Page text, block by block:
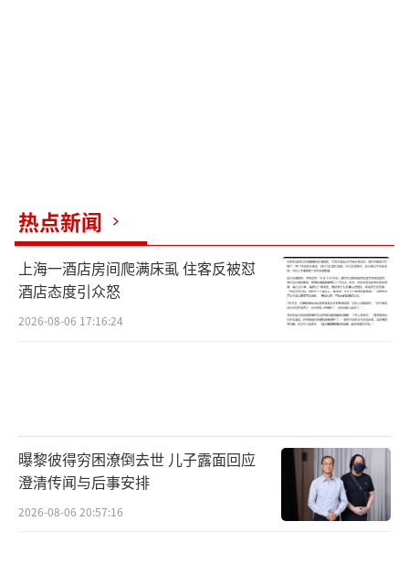
者必须坚持诚信履职，据实维权。法律从不拒
绝维权，但拒绝以维权之名行碰瓷之实。诚实
劳动，才是立身之本。（责任编辑：zx0176）
热点新闻
上海一酒店房间爬满床虱 住客反被怼
酒店态度引众怒
2026-08-06 17:16:24
曝黎彼得穷困潦倒去世 儿子露面回应
澄清传闻与后事安排
2026-08-06 20:57:16